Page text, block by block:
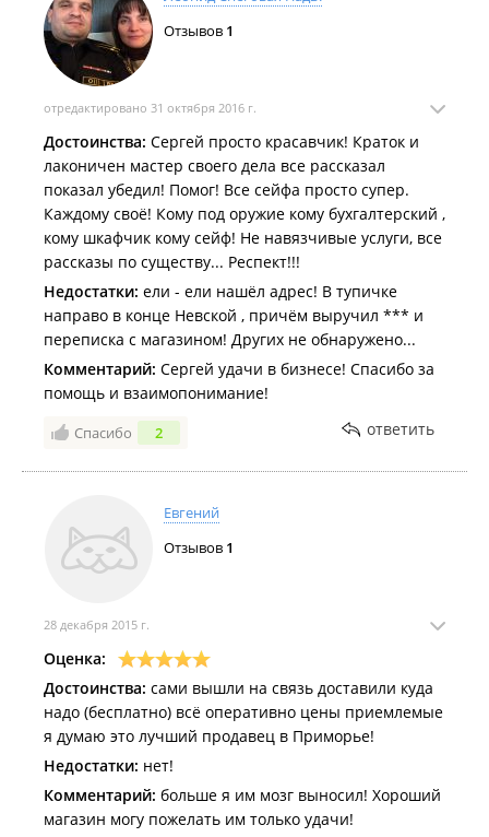
Отзывов 1
отредактировано 31 октября 2016 г.
Достоинства: Сергей просто красавчик! Краток и
лаконичен мастер своего дела все рассказал
показал убедил! Помог! Все сейфа просто супер.
Каждому своё! Кому под оружие кому бухгалтерский ,
кому шкафчик кому сейф! Не навязчивые услуги, все
рассказы по существу... Респект!!!
Недостатки: ели - ели нашёл адрес! В тупичке
направо в конце Невской , причём выручил *** и
переписка с магазином! Других не обнаружено...
Комментарий: Сергей удачи в бизнесе! Спасибо за
помощь и взаимопонимание!
Спасибо 2 ответить
Евгений
Отзывов 1
28 декабря 2015 г.
Оценка:
Достоинства: сами вышли на связь доставили куда
надо (бесплатно) всё оперативно цены приемлемые
я думаю это лучший продавец в Приморье!
Недостатки: нет!
Комментарий: больше я им мозг выносил! Хороший
магазин могу пожелать им только удачи!